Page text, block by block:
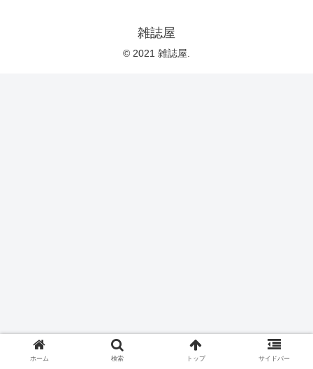
雑誌屋
© 2021 雑誌屋.
ホーム 検索 トップ サイドバー